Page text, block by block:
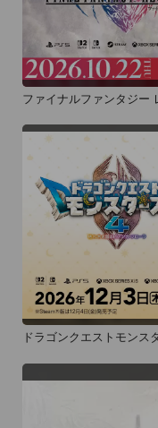
ファイナルファンタジー
ドラゴンクエストモン